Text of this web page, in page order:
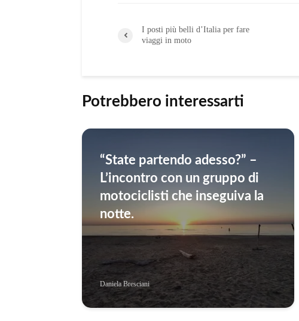
I posti più belli d’Italia per fare
viaggi in moto
Potrebbero interessarti
“State partendo adesso?” –
L’incontro con un gruppo di
motociclisti che inseguiva la
notte.
Daniela Bresciani